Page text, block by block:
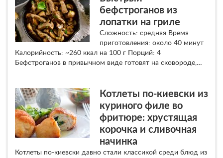
бефстроганов из
лопатки на гриле
Сложность: средняя Время
приготовления: около 40 минут
Калорийность: ~260 ккал на 100 г Порций: 4
Бефстроганов в привычном виде готовят на сковороде,…
Котлеты по-киевски из
куриного филе во
фритюре: хрустящая
корочка и сливочная
начинка
Котлеты по-киевски давно стали классикой среди блюд из